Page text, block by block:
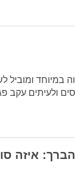
ומוביל
ולעיתים עקב
איזה